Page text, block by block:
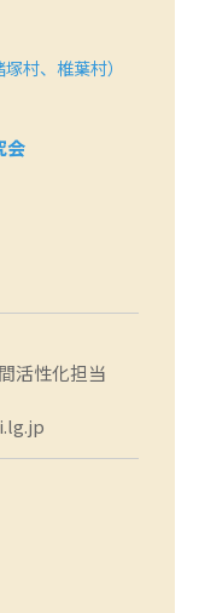
村、 椎葉村）
会
活性化担当